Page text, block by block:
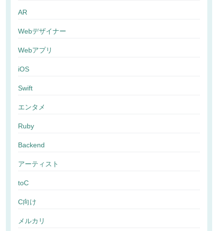
AR
Webデザイナー
Webアプリ
iOS
Swift
エンタメ
Ruby
Backend
アーティスト
toC
C向け
メルカリ